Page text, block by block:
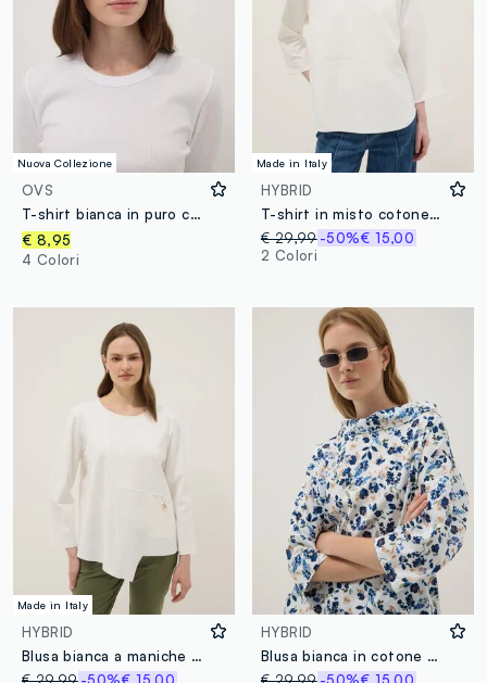
Nuova Collezione
OVS
T-shirt bianca in puro cotone a maniche lunghe
€ 8,95
4 Colori
Made in Italy
HYBRID
T-shirt in misto cotone elasticizzato bianca regular fit
€ 29,99 -50%€ 15,00
2 Colori
Made in Italy
HYBRID
Blusa bianca a maniche lunghe in cotone elasticizzato regular fit
HYBRID
Blusa bianca in cotone elasticizzato a fiori